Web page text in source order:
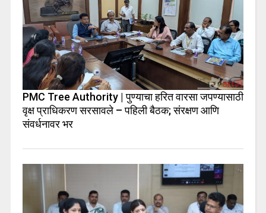
PMC Tree Authority | पुण्याचा हरित वारसा जपण्यासाठी
वृक्ष प्राधिकरण सरसावले – पहिली बैठक; संरक्षण आणि
संवर्धनावर भर